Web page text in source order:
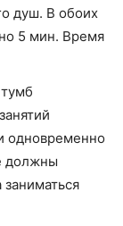
душ. В обоих
5 мин. Время
одновременно
должны